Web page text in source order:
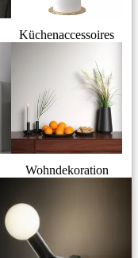
Küchenaccessoires
Wohndekoration